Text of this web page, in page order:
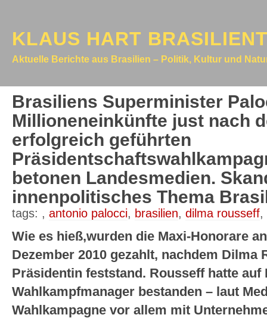
KLAUS HART
Aktuelle Berichte aus Brasilien – Politik, Kultur und
Brasiliens Superminister
Millioneneinkünfte just nach
erfolgreich geführten
betonen Landesmedien.
innenpolitisches Thema
tags: , antonio palocci, brasilien, dilma rousseff,
Wie es hieß,wurden die Maxi-Honorare
Dezember 2010 gezahlt, nachdem Dilma
Präsidentin feststand. Rousseff hatte auf
Wahlkampfmanager bestanden – laut
Wahlkampagne vor allem mit